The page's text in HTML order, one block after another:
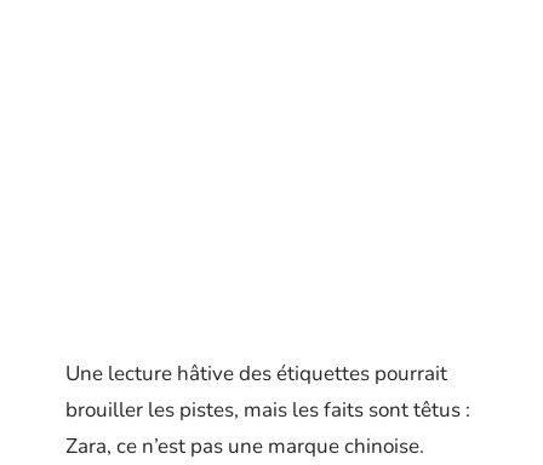
Une lecture hâtive des étiquettes pourrait
brouiller les pistes, mais les faits sont têtus :
Zara, ce n’est pas une marque chinoise.